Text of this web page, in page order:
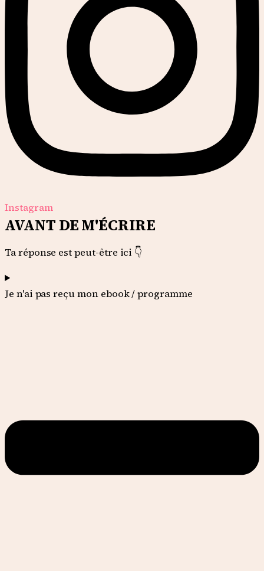
Instagram
AVANT DE M'ÉCRIRE
Ta réponse est peut-être ici 👇
Je n'ai pas reçu mon ebook / programme